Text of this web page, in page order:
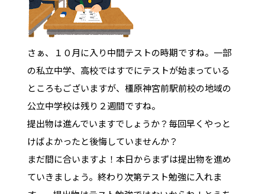
さぁ、１０月に入り中間テストの時期ですね。一部
の私立中学、高校ではすでにテストが始まっている
ところもございますが、橿原神宮前駅前校の地域の
公立中学校は残り２週間ですね。
提出物は進んでいますでしょうか？毎回早くやっと
けばよかったと後悔していませんか？
まだ間に合いますよ！本日からまずは提出物を進め
ていきましょう。終わり次第テスト勉強に入れま